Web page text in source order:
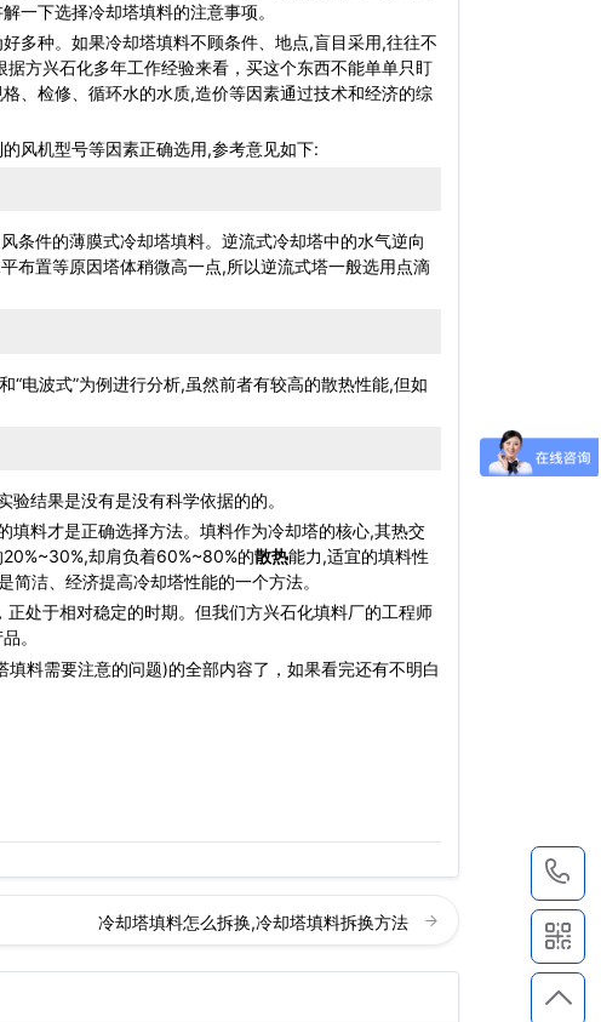
一下选择冷却塔填料的注意事项。
种。如果冷却塔填料不顾条件、地点,盲目采用,往往不
方兴石化多年工作经验来看，买这个东西不能单单只盯
、检修、循环水的水质,造价等因素通过技术和经济的综
风机型号等因素正确选用,参考意见如下:
条件的薄膜式冷却塔填料。逆流式冷却塔中的水气逆向
布置等原因塔体稍微高一点,所以逆流式塔一般选用点滴
电波式”为例进行分析,虽然前者有较高的散热性能,但如
结果是没有是没有科学依据的的。
料才是正确选择方法。填料作为冷却塔的核心,其热交
却肩负着60%~80%的散热能力,适宜的填料性
洁、经济提高冷却塔性能的一个方法。
处于相对稳定的时期。但我们方兴石化填料厂的工程师
。
料需要注意的问题)的全部内容了，如果看完还有不明白
冷却塔填料怎么拆换,冷却塔填料拆换方法